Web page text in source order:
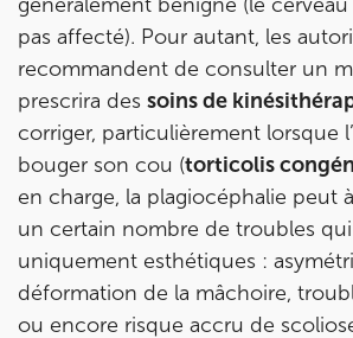
pas affecté). Pour autant, les
recommandent de consulter un
prescrira des soins de
corriger, particulièrement lorsque
bouger son cou (torticolis
en charge, la plagiocéphalie peut
un certain nombre de troubles
uniquement esthétiques :
déformation de la mâchoire,
ou encore risque accru de
10 Rue Roubo 75011 Paris
10 Rue Roubo 75011 Paris
01 83 96 48 65
Prenez RDV sur
Prenez RDV sur
IK VANVES
5 Rue Monge 92170 Vanves
5 Rue Monge 92170 Vanves